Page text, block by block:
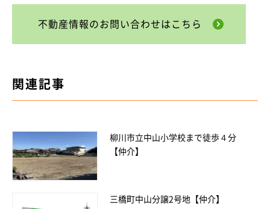
不動産情報のお問い合わせはこちら
関連記事
柳川市立中山小学校まで徒歩４分
【仲介】
三橋町中山分譲2号地【仲介】